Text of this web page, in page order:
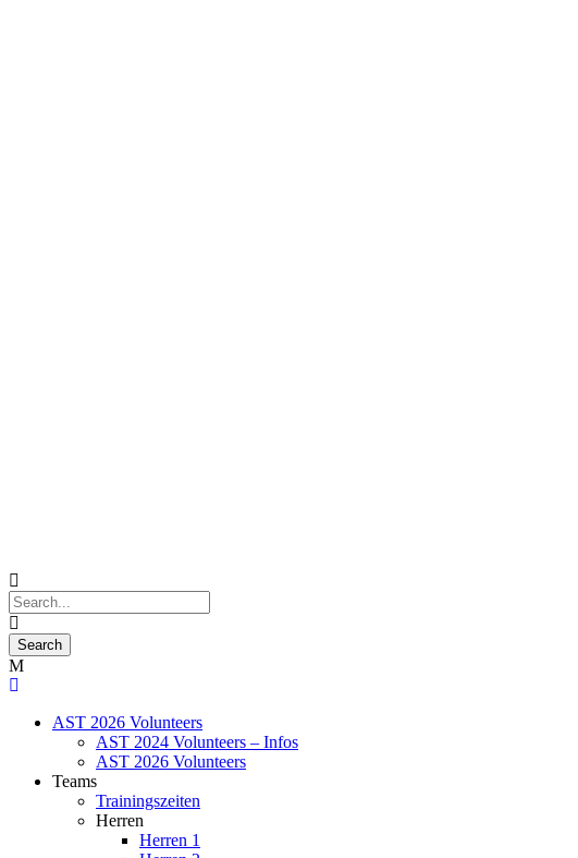
AST 2026 Volunteers
AST 2024 Volunteers – Infos
AST 2026 Volunteers
Teams
Trainingszeiten
Herren
Herren 1